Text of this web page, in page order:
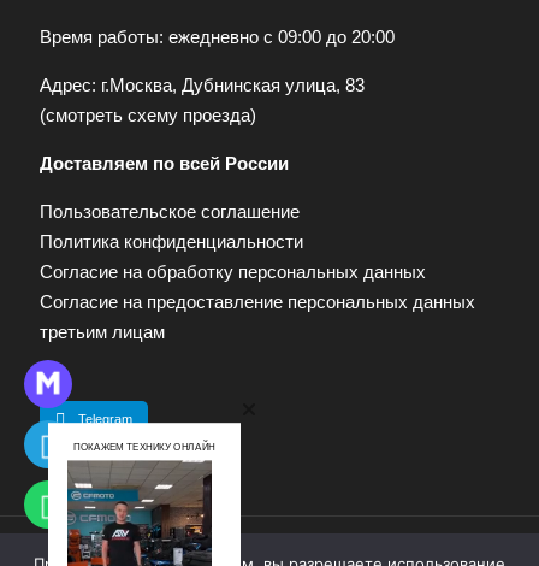
Время работы: ежедневно с 09:00 до 20:00
Адрес: г.Москва, Дубнинская улица, 83
(смотреть схему проезда)
Доставляем по всей России
Пользовательское соглашение
Политика конфиденциальности
Согласие на обработку персональных данных
Согласие на предоставление персональных данных
третьим лицам
Telegram
ПОКАЖЕМ ТЕХНИКУ ОНЛАЙН